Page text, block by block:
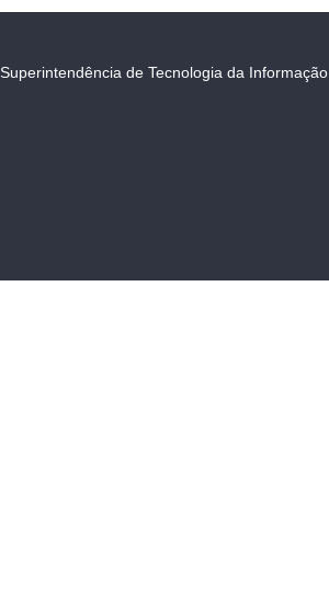
Superintendência de Tecnologia da Informação